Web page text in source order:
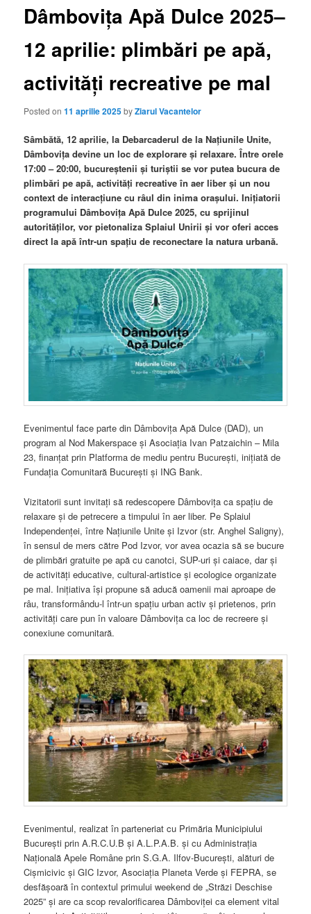
Dâmbovița Apă Dulce 2025–
12 aprilie: plimbări pe apă,
activități recreative pe mal
Posted on11 aprilie 2025byZiarul Vacantelor
Sâmbătă, 12 aprilie, la Debarcaderul de la Națiunile Unite,
Dâmbovița devine un loc de explorare și relaxare. Între orele
17:00 – 20:00, bucureștenii și turiștii se vor putea bucura de
plimbări pe apă, activități recreative în aer liber și un nou
context de interacțiune cu râul din inima orașului. Inițiatorii
programului Dâmbovița Apă Dulce 2025, cu sprijinul
autorităților, vor pietonaliza Splaiul Unirii și vor oferi acces
direct la apă într-un spațiu de reconectare la natura urbană.
Evenimentul face parte din Dâmbovița Apă Dulce (DAD), un
program al Nod Makerspace și Asociația Ivan Patzaichin – Mila
23, finanțat prin Platforma de mediu pentru București, inițiată de
Fundația Comunitară București și ING Bank.
Vizitatorii sunt invitați să redescopere Dâmbovița ca spațiu de
relaxare și de petrecere a timpului în aer liber. Pe Splaiul
Independenței, între Națiunile Unite și Izvor (str. Anghel Saligny),
în sensul de mers către Pod Izvor, vor avea ocazia să se bucure
de plimbări gratuite pe apă cu canotci, SUP-uri și caiace, dar și
de activități educative, cultural-artistice și ecologice organizate
pe mal. Inițiativa își propune să aducă oamenii mai aproape de
râu, transformându-l într-un spațiu urban activ și prietenos, prin
activități care pun în valoare Dâmbovița ca loc de recreere și
conexiune comunitară.
Evenimentul, realizat în parteneriat cu Primăria Municipiului
București prin A.R.C.U.B și A.L.P.A.B. și cu Administrația
Națională Apele Române prin S.G.A. Ilfov-București, alături de
Cișmicivic și GIC Izvor, Asociația Planeta Verde și FEPRA, se
desfășoară în contextul primului weekend de „Străzi Deschise
2025” și are ca scop revalorificarea Dâmboviței ca element vital